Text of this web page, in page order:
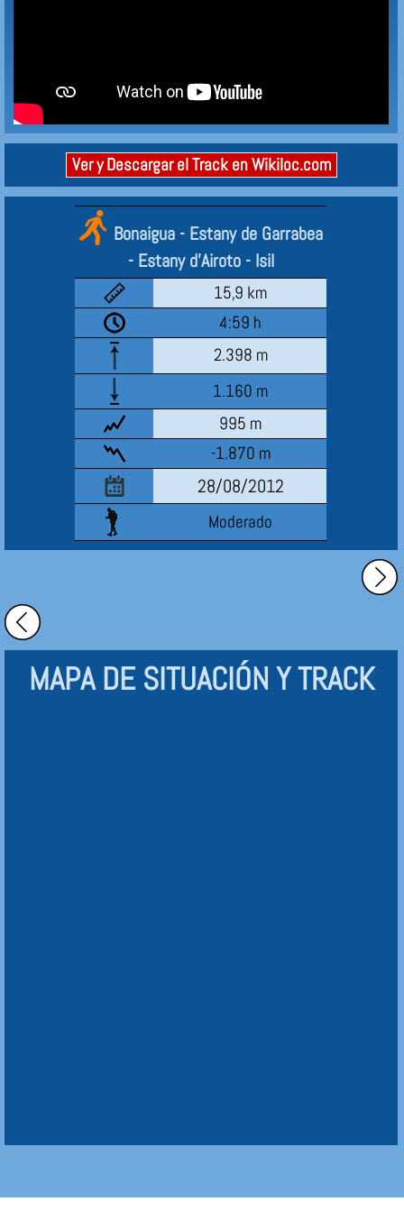
Ver y Descargar el Track en Wikiloc.com
Bonaigua - Estany de Garrabea
- Estany d'Airoto - Isil
15,9 km
4:59 h
2.398 m
1.160 m
995 m
-1.870 m
28/08/2012
Moderado
MAPA DE SITUACIÓN Y TRACK